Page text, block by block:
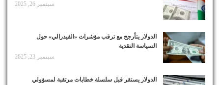
سبتمبر 26, 2025
الدولار يتأرجح مع ترقب مؤشرات «الفيدرالي» حول
السياسة النقدية
سبتمبر 23, 2025
الدولار يستقر قبل سلسلة خطابات مرتقبة لمسؤولي